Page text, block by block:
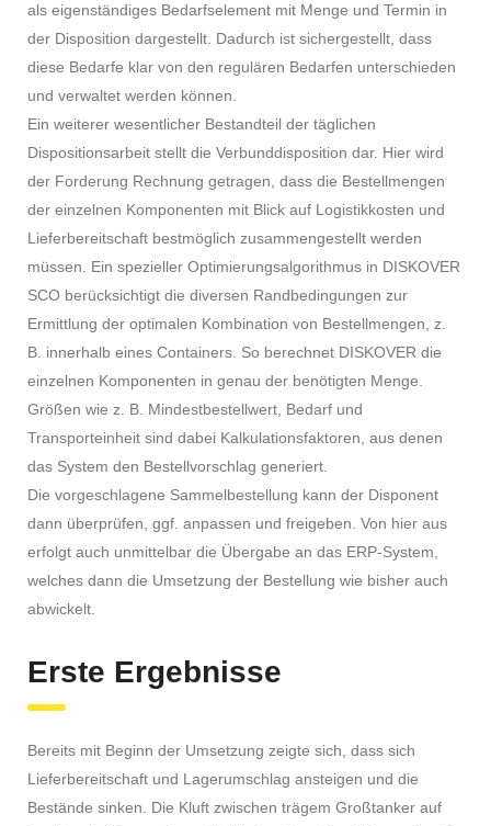
als eigenständiges Bedarfselement mit Menge und Termin in
der Disposition dargestellt. Dadurch ist sichergestellt, dass
diese Bedarfe klar von den regulären Bedarfen unterschieden
und verwaltet werden können.
Ein weiterer wesentlicher Bestandteil der täglichen
Dispositionsarbeit stellt die Verbunddisposition dar. Hier wird
der Forderung Rechnung getragen, dass die Bestellmengen
der einzelnen Komponenten mit Blick auf Logistikkosten und
Lieferbereitschaft bestmöglich zusammengestellt werden
müssen. Ein spezieller Optimierungsalgorithmus in DISKOVER
SCO berücksichtigt die diversen Randbedingungen zur
Ermittlung der optimalen Kombination von Bestellmengen, z.
B. innerhalb eines Containers. So berechnet DISKOVER die
einzelnen Komponenten in genau der benötigten Menge.
Größen wie z. B. Mindestbestellwert, Bedarf und
Transporteinheit sind dabei Kalkulationsfaktoren, aus denen
das System den Bestellvorschlag generiert.
Die vorgeschlagene Sammelbestellung kann der Disponent
dann überprüfen, ggf. anpassen und freigeben. Von hier aus
erfolgt auch unmittelbar die Übergabe an das ERP-System,
welches dann die Umsetzung der Bestellung wie bisher auch
abwickelt.
Erste Ergebnisse
Bereits mit Beginn der Umsetzung zeigte sich, dass sich
Lieferbereitschaft und Lagerumschlag ansteigen und die
Bestände sinken. Die Kluft zwischen trägem Großtanker auf